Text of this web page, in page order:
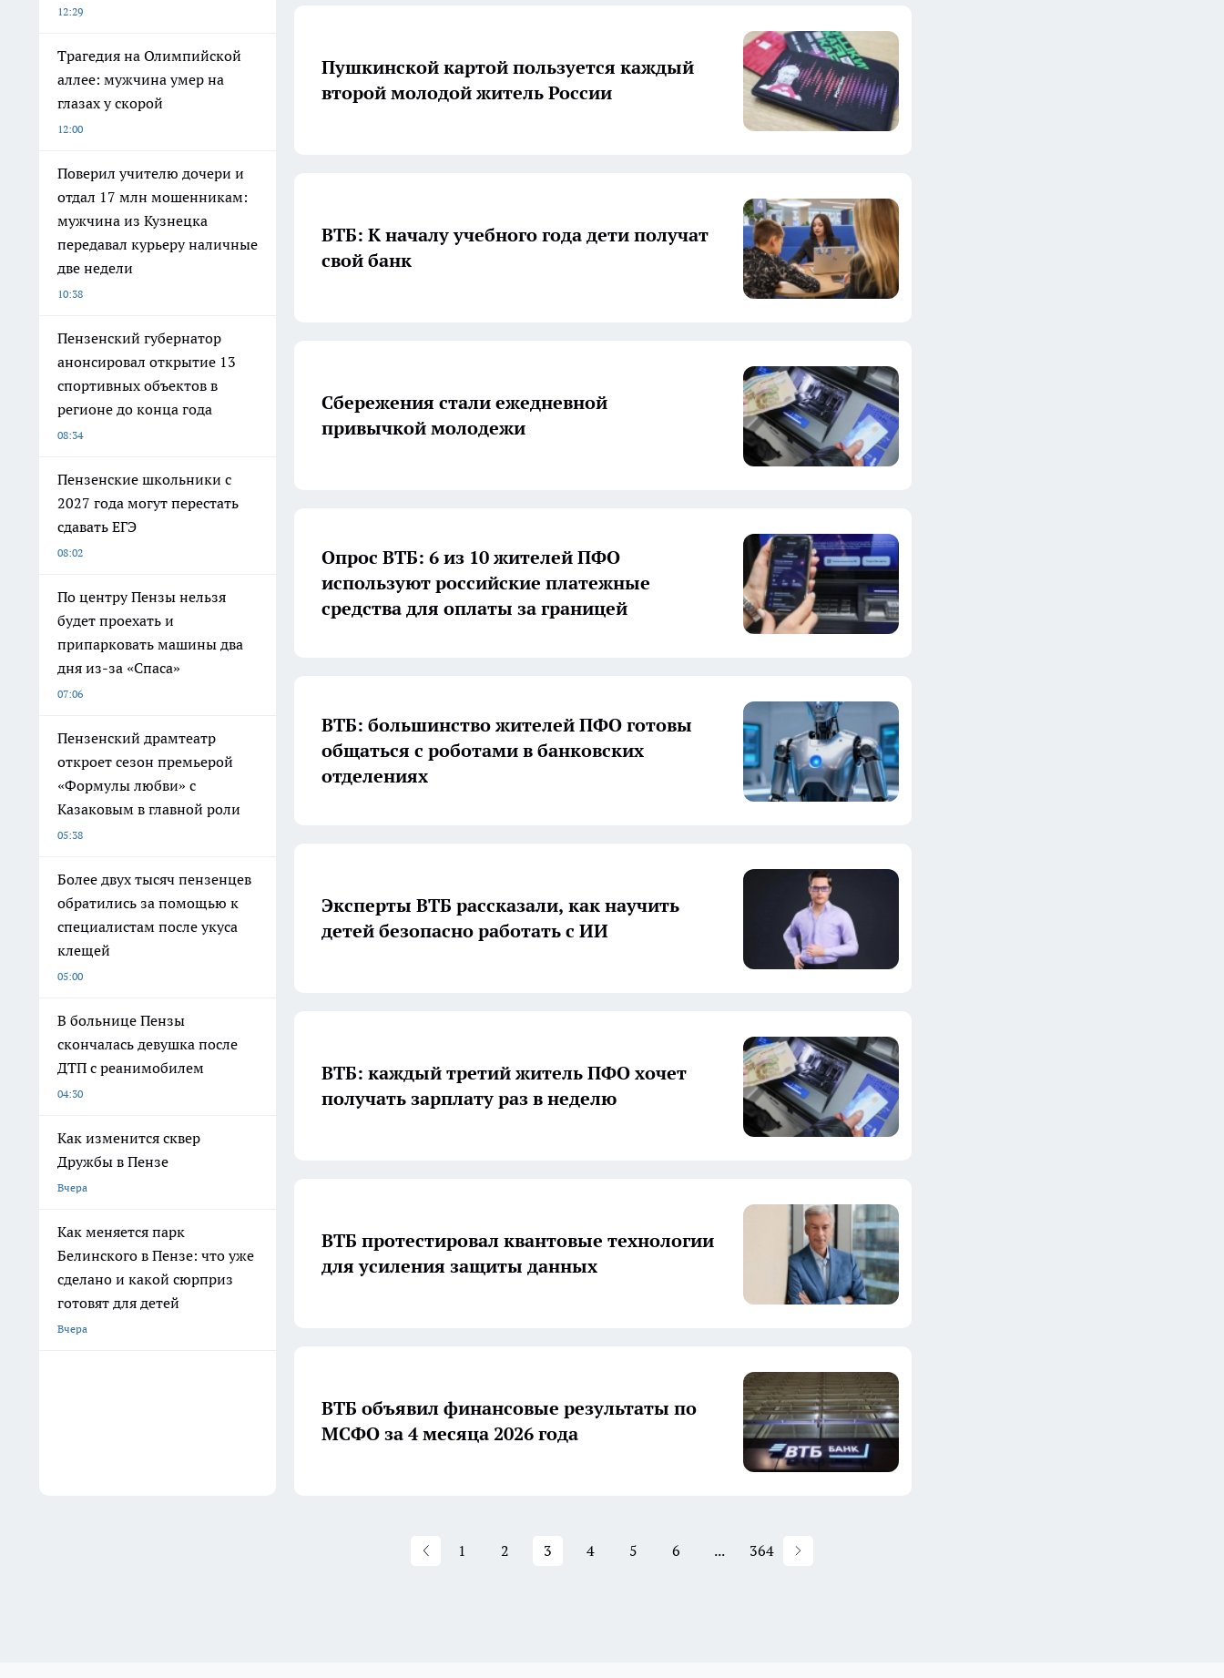
12:29
Трагедия на Олимпийской
аллее: мужчина умер на
глазах у скорой
12:00
Поверил учителю дочери и
отдал 17 млн мошенникам:
мужчина из Кузнецка
передавал курьеру наличные
две недели
10:38
Пензенский губернатор
анонсировал открытие 13
спортивных объектов в
регионе до конца года
08:34
Пензенские школьники с
2027 года могут перестать
сдавать ЕГЭ
08:02
По центру Пензы нельзя
будет проехать и
припарковать машины два
дня из-за «Спаса»
07:06
Пензенский драмтеатр
откроет сезон премьерой
«Формулы любви» с
Казаковым в главной роли
05:38
Более двух тысяч пензенцев
обратились за помощью к
специалистам после укуса
клещей
05:00
В больнице Пензы
скончалась девушка после
ДТП с реанимобилем
04:30
Как изменится сквер
Дружбы в Пензе
Вчера
Как меняется парк
Белинского в Пензе: что уже
сделано и какой сюрприз
готовят для детей
Вчера
Пушкинской картой пользуется каждый
второй молодой житель России
ВТБ: К началу учебного года дети получат
свой банк
Сбережения стали ежедневной
привычкой молодежи
Опрос ВТБ: 6 из 10 жителей ПФО
используют российские платежные
средства для оплаты за границей
ВТБ: большинство жителей ПФО готовы
общаться с роботами в банковских
отделениях
Эксперты ВТБ рассказали, как научить
детей безопасно работать с ИИ
ВТБ: каждый третий житель ПФО хочет
получать зарплату раз в неделю
ВТБ протестировал квантовые технологии
для усиления защиты данных
ВТБ объявил финансовые результаты по
МСФО за 4 месяца 2026 года
1 2 3 4 5 6 ... 364